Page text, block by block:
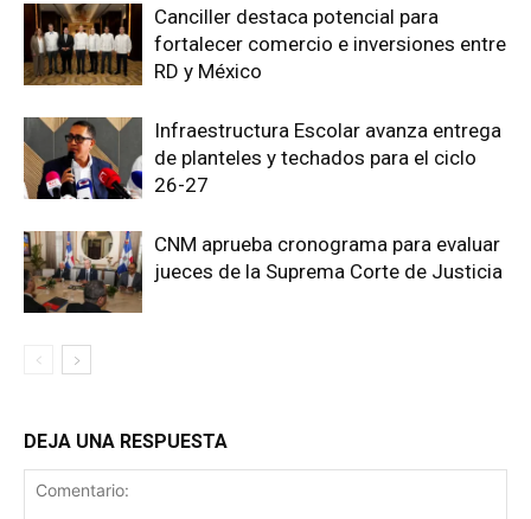
Canciller destaca potencial para
fortalecer comercio e inversiones entre
RD y México
Infraestructura Escolar avanza entrega
de planteles y techados para el ciclo
26-27
CNM aprueba cronograma para evaluar
jueces de la Suprema Corte de Justicia
DEJA UNA RESPUESTA